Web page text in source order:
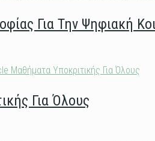
Για Την Ψηφιακή
Για Όλους